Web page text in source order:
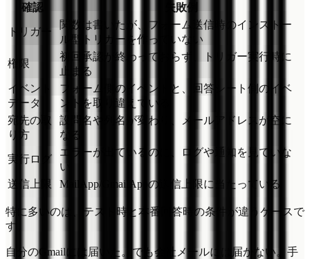
確認 失敗例
トリガー
関数は書いたが、フォーム送信時のインストー
ル型トリガーを作っていない
権限
初回承認が終わっておらず、トリガー実行時に
止まる
イベント
データ
フォーム側のイベントと、回答シート側のイベ
ントを取り違えている
宛先の取
り方
設問名や列名が変わり、メールアドレスが空に
なる
実行ログ
エラーが出ているのに、ログや通知を見ていな
い
送信上限
MailApp/GmailAppの送信上限に当たっている
特に多いのは、テスト時と本番回答時の条件が違うケースで
す。
自分のGmailには届いた。でも会社メールには届かない。手